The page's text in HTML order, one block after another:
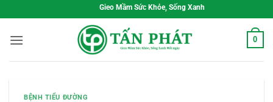
qua
nội
Gieo Mầm Sức Khỏe, Sống Xanh Mỗi Ngày
0
BỆNH TIỂU ĐƯỜNG